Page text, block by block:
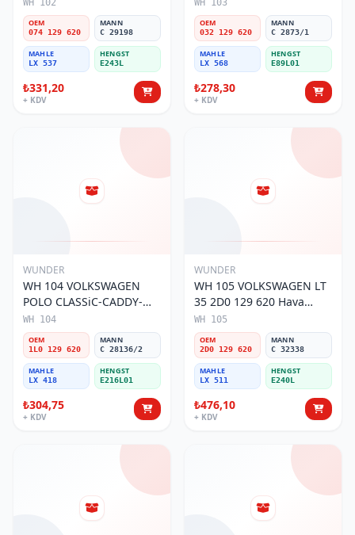
Hava Filtresi
WH 102
OEM
074 129 620
MANN
C 29198
MAHLE
LX 537
HENGST
E243L
₺331,20
+ KDV
WH 103
OEM
032 129 620
MANN
C 2873/1
MAHLE
LX 568
HENGST
E89L01
₺278,30
+ KDV
WUNDER
WH 104 VOLKSWAGEN
POLO CLASSiC-CADDY-
SEAT iBiZA 1L0 129 620
Hava Filtresi
WH 104
OEM
1L0 129 620
MANN
C 28136/2
MAHLE
LX 418
HENGST
E216L01
₺304,75
+ KDV
WUNDER
WH 105 VOLKSWAGEN LT
35 2D0 129 620 Hava
Filtresi
WH 105
OEM
2D0 129 620
MANN
C 32338
MAHLE
LX 511
HENGST
E240L
₺476,10
+ KDV